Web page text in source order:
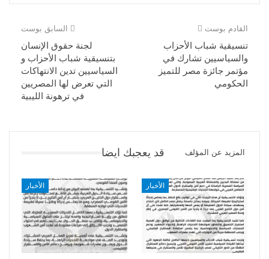
السابق بوست
لجنة حقوق الإنسان
بتنسيقية شباب الأحزاب و
السياسيين تدين الانتهاكات
التي تعرض لها المصريين
في ترهونة الليبية
القادم بوست
تنسيقية شباب الأحزاب
والسياسيين تشارك في
مؤتمر جائزة مصر للتميز
الحكومي
قد يعجبك ايضا المزيد عن المؤلف
الأخبار الأخبار